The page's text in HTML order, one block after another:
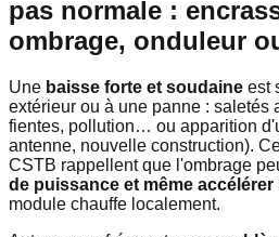
pas normale :
ombrage, onduleur
Une baisse forte et soudaine est
extérieur ou à une panne : saletés
fientes, pollution… ou apparition
antenne, nouvelle construction).
CSTB rappellent que l'ombrage
de puissance et même
module chauffe localement.